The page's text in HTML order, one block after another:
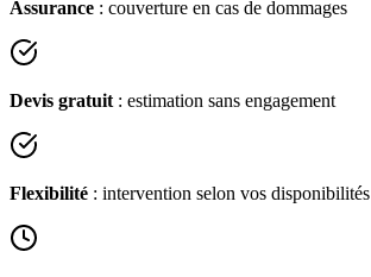
Assurance : couverture en cas de dommages
Devis gratuit : estimation sans engagement
Flexibilité : intervention selon vos disponibilités